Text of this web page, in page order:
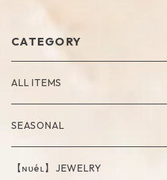
CATEGORY
ALL ITEMS
SEASONAL
【ɴᴜéʟ】JEWELRY